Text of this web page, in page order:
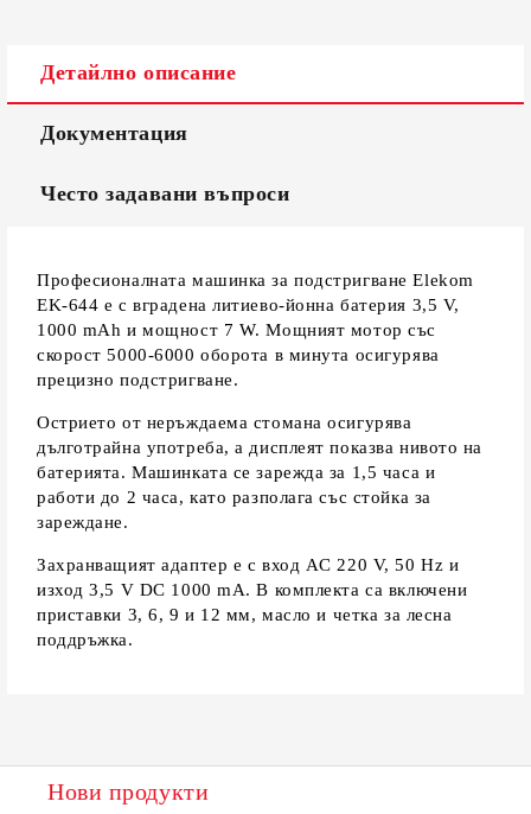
Детайлно описание
Документация
Често задавани въпроси
Професионалната машинка за подстригване Elekom
EK-644 е с вградена литиево-йонна батерия 3,5 V,
1000 mAh и мощност 7 W. Мощният мотор със
скорост 5000-6000 оборота в минута осигурява
прецизно подстригване.
Острието от неръждаема стомана осигурява
дълготрайна употреба, а дисплеят показва нивото на
батерията. Машинката се зарежда за 1,5 часа и
работи до 2 часа, като разполага със стойка за
зареждане.
Захранващият адаптер е с вход AC 220 V, 50 Hz и
изход 3,5 V DC 1000 mA. В комплекта са включени
приставки 3, 6, 9 и 12 мм, масло и четка за лесна
поддръжка.
Нови продукти